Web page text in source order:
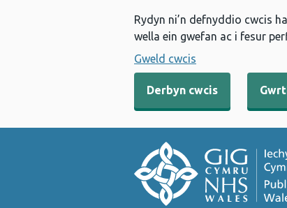
Rydyn ni’n defnyddio cwcis
wella ein gwefan ac i fesur
Gweld cwcis
Derbyn cwcis